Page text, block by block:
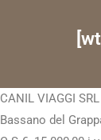
CANIL VIAGGI
Bassano del